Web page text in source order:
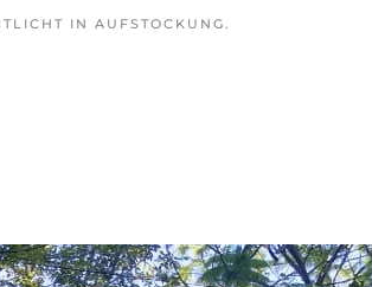
IN AUFSTOCKUNG.